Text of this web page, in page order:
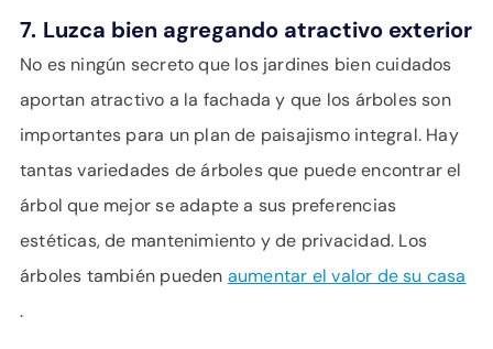
7. Luzca bien agregando atractivo exterior
No es ningún secreto que los jardines bien cuidados
aportan atractivo a la fachada y que los árboles son
importantes para un plan de paisajismo integral. Hay
tantas variedades de árboles que puede encontrar el
árbol que mejor se adapte a sus preferencias
estéticas, de mantenimiento y de privacidad. Los
árboles también pueden aumentar el valor de su casa
.